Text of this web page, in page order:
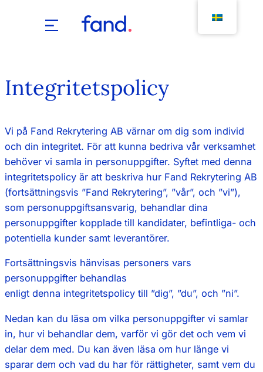
Integritetspolicy
Vi på Fand Rekrytering AB värnar om dig som individ
och din integritet. För att kunna bedriva vår verksamhet
behöver vi samla in personuppgifter. Syftet med denna
integritetspolicy är att beskriva hur Fand Rekrytering AB
(fortsättningsvis ”Fand Rekrytering”, ”vår”, och ”vi”),
som personuppgiftsansvarig, behandlar dina
personuppgifter kopplade till kandidater, befintliga- och
potentiella kunder samt leverantörer.
Fortsättningsvis hänvisas personers vars
personuppgifter behandlas
enligt denna integritetspolicy till ”dig”, ”du”, och ”ni”.
Nedan kan du läsa om vilka personuppgifter vi samlar
in, hur vi behandlar dem, varför vi gör det och vem vi
delar dem med. Du kan även läsa om hur länge vi
sparar dem och vad du har för rättigheter, samt vem du